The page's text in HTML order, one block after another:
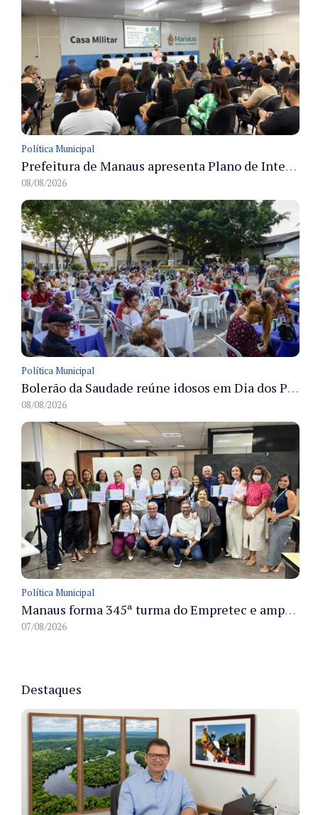
Política Municipal
Prefeitura de Manaus apresenta Plano de Integridade da CGM e qualifica servidores para governança e conformidade no biênio 2027-2028
08/08/2026
Política Municipal
Bolerão da Saudade reúne idosos em Dia dos Pais promovido pela Fundação Dr. Thomas em Manaus
08/08/2026
Política Municipal
Manaus forma 345ª turma do Empretec e amplia qualificação de empreendedores na cidade
07/08/2026
Destaques